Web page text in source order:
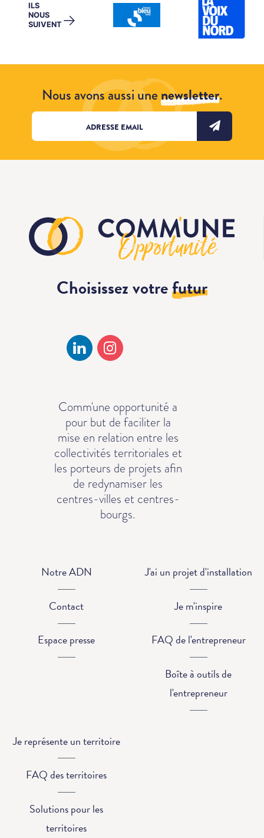
ILS
NOUS
SUIVENT →
Nous avons aussi unenewsletter.
Choisissez votrefutur
Comm'une opportunité a
pour but de faciliter la
mise en relation entre les
collectivités territoriales et
les porteurs de projets afin
de redynamiser les
centres-villes et centres-
bourgs.
Notre ADN
Contact
Espace presse
J'ai un projet d'installation
Je m'inspire
FAQ de l'entrepreneur
Boîte à outils de
l'entrepreneur
Je représente un territoire
FAQ des territoires
Solutions pour les
territoires